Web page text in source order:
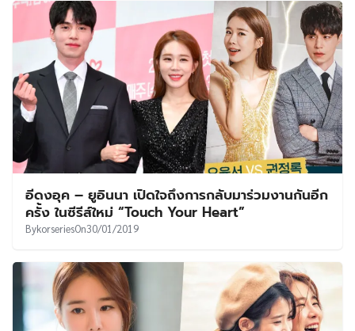
อีดงอุค – ยูอินนา เปิดใจถึงการกลับมาร่วมงานกันอีก
ครั้ง ในซีรีส์ใหม่ “Touch Your Heart”
BykorseriesOn30/01/2019